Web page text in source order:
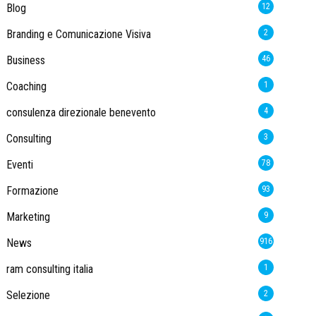
Blog 12
Branding e Comunicazione Visiva 2
Business 46
Coaching 1
consulenza direzionale benevento 4
Consulting 3
Eventi 78
Formazione 93
Marketing 9
News 916
ram consulting italia 1
Selezione 2